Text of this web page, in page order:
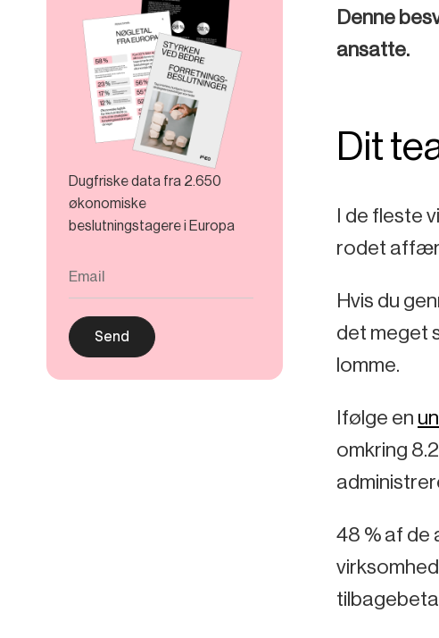
Dugfriske data fra 2.650
økonomiske
beslutningstagere i Europa
Denne
ansatte.
Dit
I de fleste
rodet
Hvis du
det meget
lomme.
Ifølge en
omkring
48 % af de